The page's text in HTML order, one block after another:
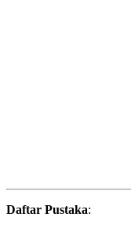
Daftar Pustaka: